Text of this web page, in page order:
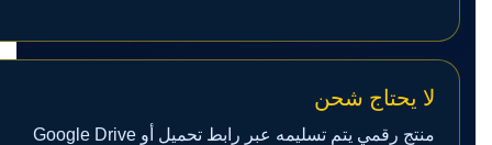
لا يحتاج شحن
منتج رقمي يتم تسليمه عبر رابط تحميل أو Google Drive